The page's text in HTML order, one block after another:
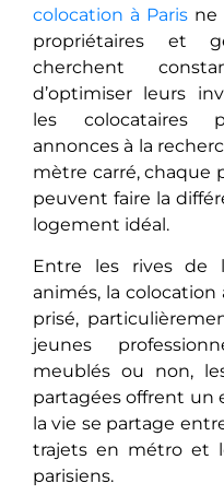
colocation à Paris ne
propriétaires et
cherchent
d’optimiser leurs
les colocataires
annonces à la
mètre carré, chaque
peuvent faire la
logement idéal.
Entre lеs rivеs dе
animés, la
prisé,
jеunеs
meublés ou non,
partagées offrеnt un
la vie sе partagе
trajets en métro et
parisiens.